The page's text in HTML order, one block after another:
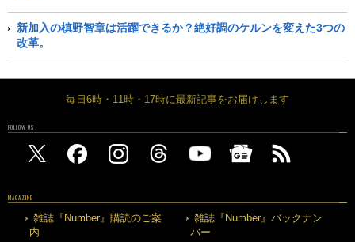
新加入の槙野智章は活躍できるか？絶好調のケルンを変えた3つの
改革。
毎日6時・11時・17時に最新記事をお届けします
FOLLOW US
MAGAZINE
雑誌『Number』購読のご案
内
雑誌『Number』バックナン
バー